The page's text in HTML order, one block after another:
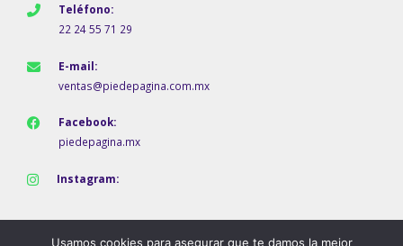
Teléfono:
22 24 55 71 29
E-mail:
ventas@piedepagina.com.mx
Facebook:
piedepagina.mx
Instagram:
Usamos cookies para asegurar que te damos la mejor